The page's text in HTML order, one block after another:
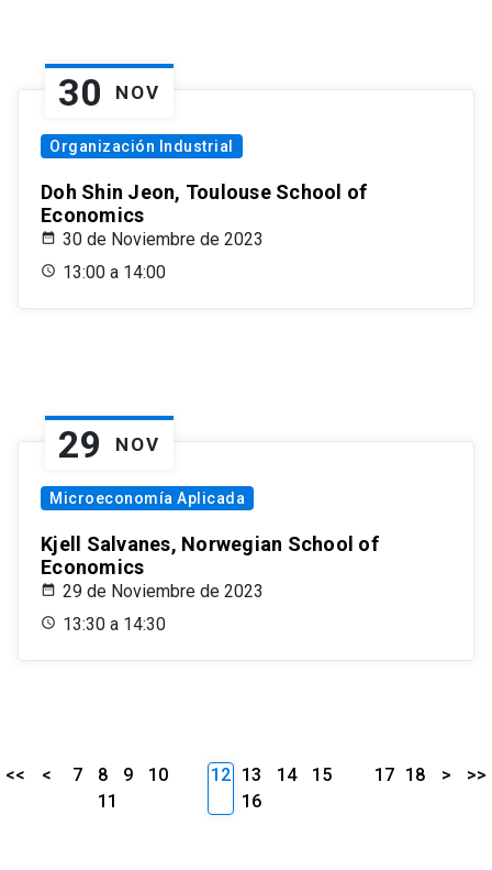
30 NOV
Organización Industrial
Doh Shin Jeon, Toulouse School of
Economics
30 de Noviembre de 2023
13:00 a 14:00
29 NOV
Microeconomía Aplicada
Kjell Salvanes, Norwegian School of
Economics
29 de Noviembre de 2023
13:30 a 14:30
<< < 7 8 9
10
11
12 13 14
15
16
17 18 > >>